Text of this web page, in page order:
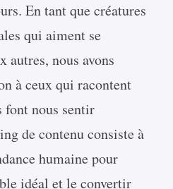
En tant que créatures
qui aiment se
autres, nous avons
à ceux qui racontent
font nous sentir
de contenu consiste à
humaine pour
idéal et le convertir